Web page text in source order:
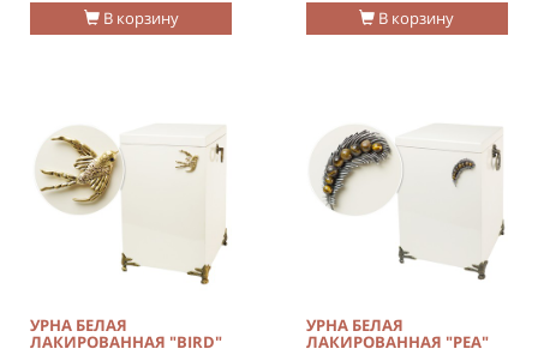
В корзину В корзину
УРНА БЕЛАЯ
ЛАКИРОВАННАЯ "BIRD"
УРНА БЕЛАЯ
ЛАКИРОВАННАЯ "PEA"